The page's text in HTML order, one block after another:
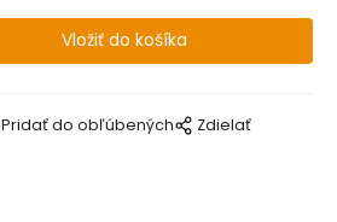
Pridať do obľúbených Zdielať